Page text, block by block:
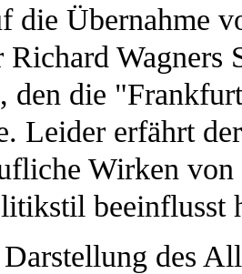
die Übernahme
Wagners
den die
Leider erfährt
Wirken
beeinflusst
des